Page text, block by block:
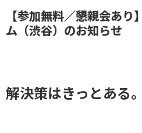
【参加無料／懇親会あ
ム（渋谷）のお知らせ
解決策はきっとある。